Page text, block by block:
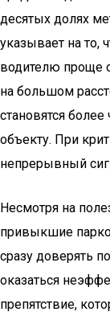
десятых долях
указывает на то,
водителю проще
на большом
становятся
объекту. При
непрерывный
Несмотря на
привыкшие
сразу доверять
оказаться
препятствие,